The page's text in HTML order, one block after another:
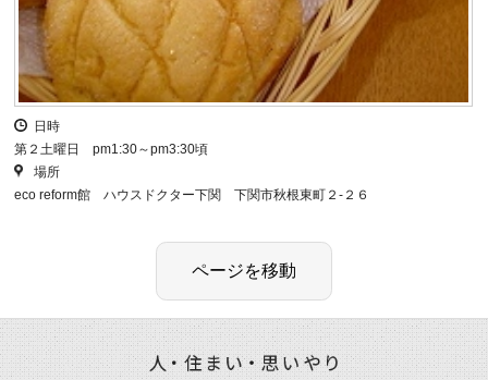
日時
第２土曜日 pm1:30～pm3:30頃
場所
eco reform館 ハウスドクター下関 下関市秋根東町２-２６